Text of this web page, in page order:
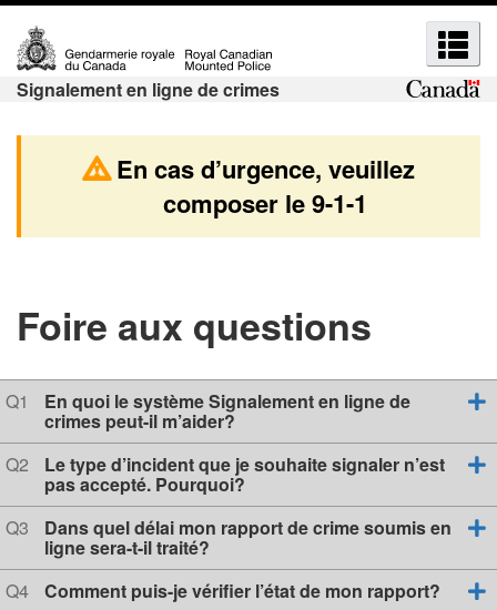
a
s
e
a
u
c
e
u
p
r
i
c
i
p
a
a
s
e
à
l
a
s
o
n
H
T
L
s
i
m
R
e
c
h
h
m
e
n
u
s
e
c
h
m
e
n
u
Signalement en ligne de crimes
En cas d’urgence, veuillez
composer le9-1-1
Foire aux questions
Q
u
e
s
t
i
o
n
1
Q1 En quoi le système Signalement en ligne de
crimes peut-il m’aider?
Q
u
e
s
t
i
o
n
Q2 Le type d’incident que je souhaite signaler n’est
pas accepté. Pourquoi?
Q
u
e
s
Q3 Dans quel délai mon rapport de crime soumis en
ligne sera-t-il traité?
Q
Q4
Comment puis-je vérifier l’état de mon rapport?